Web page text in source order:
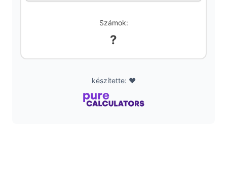
Számok:
?
készítette: ❤️